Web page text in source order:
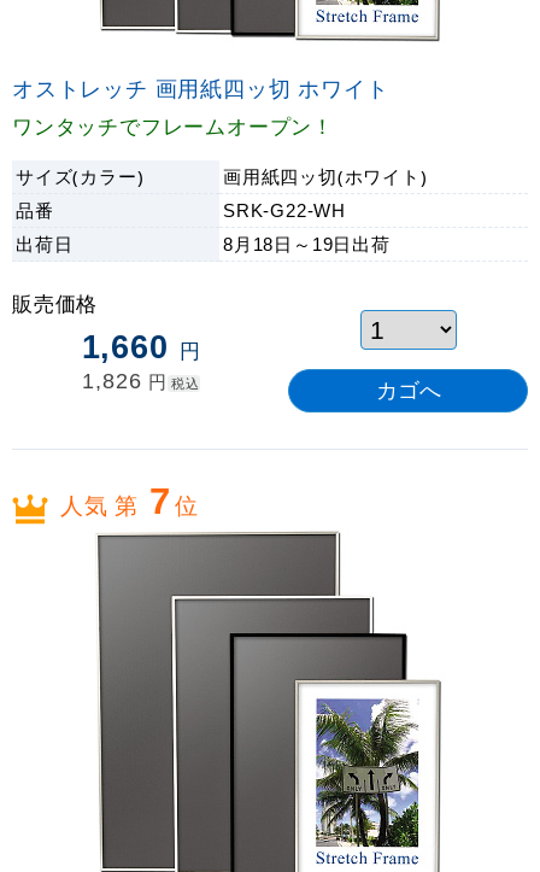
オストレッチ 画用紙四ッ切 ホワイト
ワンタッチでフレームオープン！
サイズ(カラー)
画用紙四ッ切(ホワイト)
品番
SRK-G22-WH
出荷日 8月18日～19日 出荷
販売価格
1,660 円
1,826 円 税込
人気 第 7位